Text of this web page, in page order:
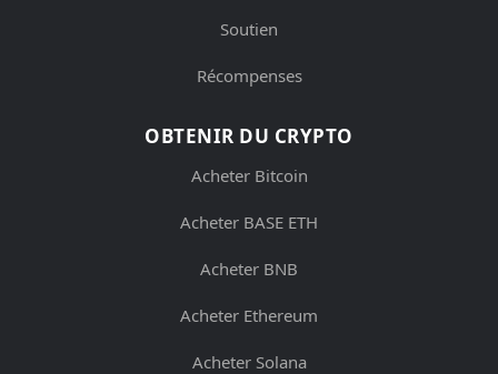
Soutien
Récompenses
OBTENIR DU CRYPTO
Acheter Bitcoin
Acheter BASE ETH
Acheter BNB
Acheter Ethereum
Acheter Solana